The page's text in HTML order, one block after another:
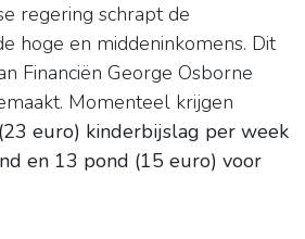
regering schrapt de
hoge en middeninkomens. Dit
Financiën George Osborne
Momenteel krijgen
euro) kinderbijslag per week
en 13 pond (15 euro) voor